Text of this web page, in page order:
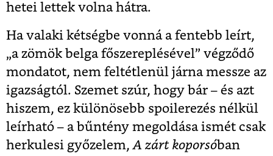
hetei lettek volna hátra.
Ha valaki kétségbe vonná a fentebb leírt,
„a zömök belga főszereplésével” végződő
mondatot, nem feltétlenül járna messze az
igazságtól. Szemet szúr, hogy bár – és azt
hiszem, ez különösebb spoilerezés nélkül
leírható – a bűntény megoldása ismét csak
herkulesi győzelem, A zárt koporsóban